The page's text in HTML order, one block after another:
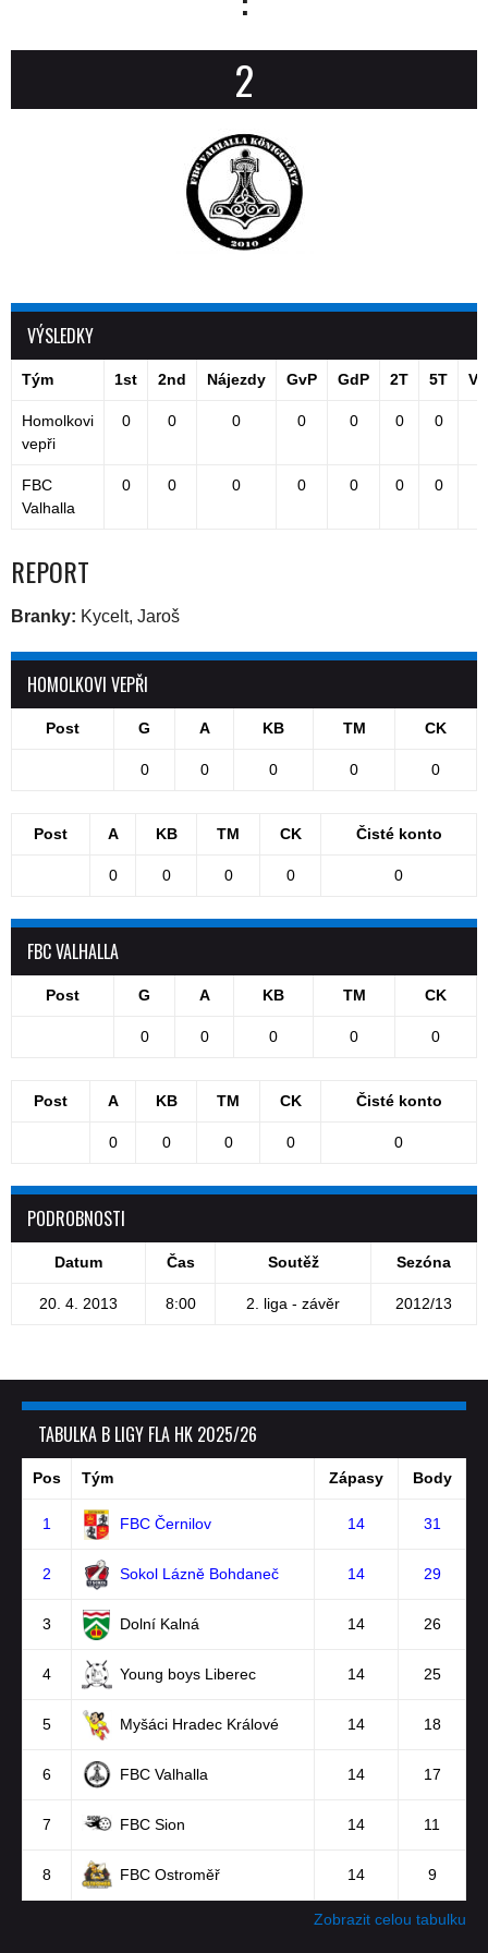
2
VÝSLEDKY
Tým 1st 2nd Nájezdy GvP GdP 2T 5T
Homolkovi
vepři
0 0 0 0 0 0 0
FBC
Valhalla
0 0 0 0 0 0 0
REPORT
Branky: Kycelt, Jaroš
HOMOLKOVI VEPŘI
Post G A KB TM CK
0 0 0 0 0
Post A KB TM CK Čisté konto
0 0 0 0 0
FBC VALHALLA
Post G A KB TM CK
0 0 0 0 0
Post A KB TM CK Čisté konto
0 0 0 0 0
PODROBNOSTI
Datum Čas Soutěž Sezóna
20. 4. 2013 8:00 2. liga - závěr 2012/13
TABULKA B LIGY FLA HK 2025/26
Pos Tým Zápasy Body
1 FBC Černilov 14 31
2 Sokol Lázně Bohdaneč 14 29
3 Dolní Kalná 14 26
4 Young boys Liberec 14 25
5 Myšáci Hradec Králové 14 18
6 FBC Valhalla 14 17
7 FBC Sion 14 11
8 FBC Ostroměř 14 9
Zobrazit celou tabulku